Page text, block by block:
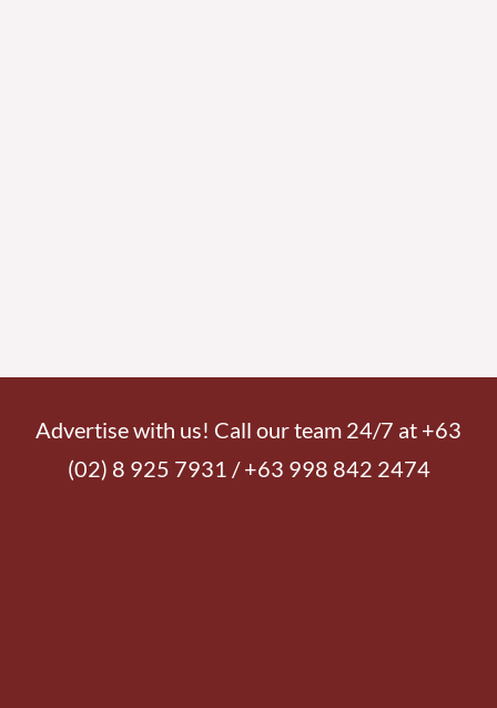
Advertise with us! Call our team 24/7 at +63
(02) 8 925 7931 / +63 998 842 2474